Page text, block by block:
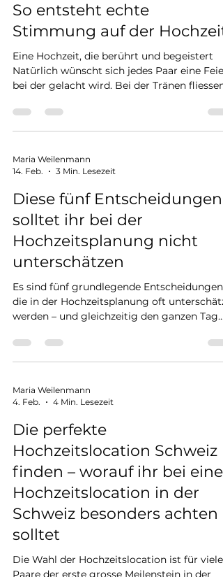
meine Familie und meine Freunde zu haben.
Doch ursprünglich war
So entsteht echte
Stimmung auf der Hochzeit
Eine Hochzeit, die berührt und begeistert
Natürlich wünscht sich jedes Paar eine Feier,
bei der gelacht wird. Bei der Tränen fliessen.
kommen. Und bei der am Ende des Abends
alle sagen: Das war besonders. Doch gute
zufällig. Wer Atmosphäre und Stimmung
zwischen Menschen schaffen möchte,
richtige Timing. Dazu bin ich als
Hochzeitsplanerin gerne für euch da
Maria Weilenmann
14. Feb.
3 Min. Lesezeit
Diese fünf Entscheidungen
solltet ihr bei der
Hochzeitsplanung nicht
unterschätzen
Es sind fünf grundlegende Entscheidungen,
die in der Hochzeitsplanung oft
werden – und gleichzeitig den ganzen Tag
bewusst treffen wollt, dann lest diesen
Blogbeitrag unbedingt zu Ende. Wahl der
uns? Sie ist die Entscheidung, die am
meisten bei der Hochzeitsplanung
Budget, den Ablauf, die Gästeanzahl und
nicht zuletzt die Gefühle und Em
Maria Weilenmann
4. Feb.
4 Min. Lesezeit
Die perfekte
Hochzeitslocation Schweiz
finden – worauf ihr bei einer
Hochzeitslocation in der
Schweiz besonders achten
solltet
Die Wahl der Hochzeitslocation ist für viele
Paare der erste grosse Meilenstein in der